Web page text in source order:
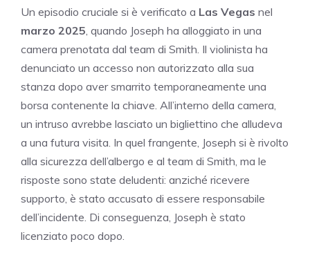
Un episodio cruciale si è verificato a Las Vegas nel
marzo 2025, quando Joseph ha alloggiato in una
camera prenotata dal team di Smith. Il violinista ha
denunciato un accesso non autorizzato alla sua
stanza dopo aver smarrito temporaneamente una
borsa contenente la chiave. All’interno della camera,
un intruso avrebbe lasciato un bigliettino che alludeva
a una futura visita. In quel frangente, Joseph si è rivolto
alla sicurezza dell’albergo e al team di Smith, ma le
risposte sono state deludenti: anziché ricevere
supporto, è stato accusato di essere responsabile
dell’incidente. Di conseguenza, Joseph è stato
licenziato poco dopo.